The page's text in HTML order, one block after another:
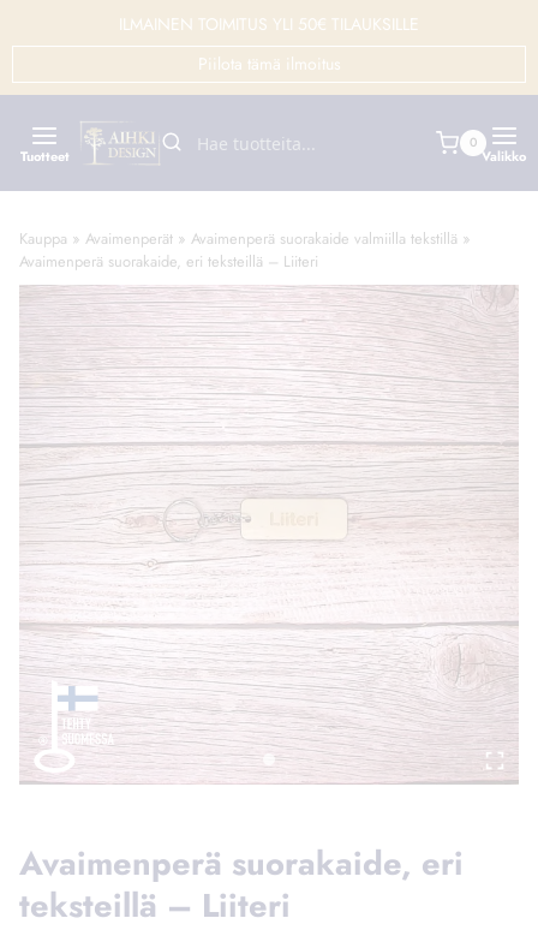
sisältöön
ILMAINEN TOIMITUS YLI 50€ TILAUKSILLE
Piilota tämä ilmoitus
Tuotteet
0
Valikko
Kauppa » Avaimenperät » Avaimenperä suorakaide valmiilla tekstillä »
Avaimenperä suorakaide, eri teksteillä – Liiteri
Avaimenperä suorakaide, eri
teksteillä – Liiteri